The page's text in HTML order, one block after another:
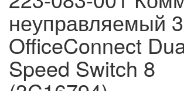
неуправляемый
OfficeConnect
Speed Switch 8